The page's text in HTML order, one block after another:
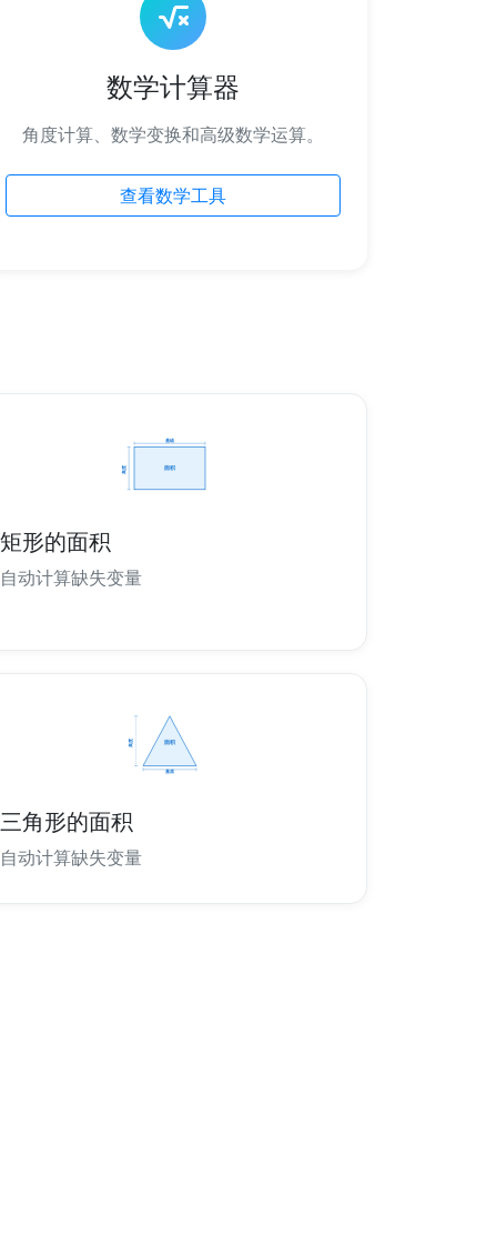
数学计算器
角度计算、数学变换和高级数学运算。
查看数学工具
矩形的面积
自动计算缺失变量
三角形的面积
自动计算缺失变量